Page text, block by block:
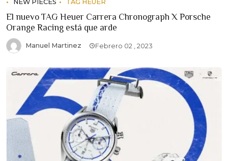
NEW PIECES TAG HEUER
El nuevo TAG Heuer Carrera Chronograph X Porsche
Orange Racing está que arde
Manuel Martinez Febrero 02 , 2023